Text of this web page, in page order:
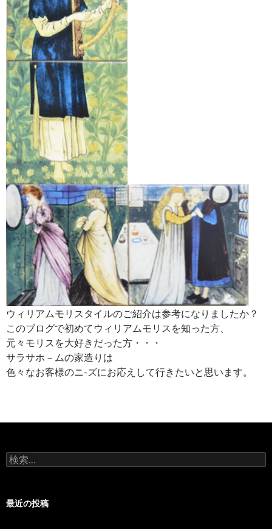
ウィリアムモリスタイルのご紹介は参考になりましたか？
このブログで初めてウィリアムモリスを知った方、
元々モリスを大好きだった方・・・
サラサホ－ムの家造りは
色々なお客様のニ-ズにお応えして行きたいと思います。
検
索:
最近の投稿